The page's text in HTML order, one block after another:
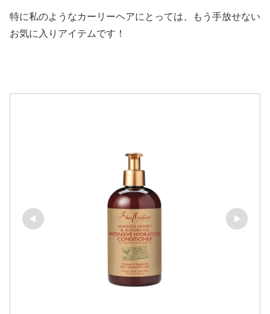
特に私のようなカーリーヘアにとっては、もう手放せない
お気に入りアイテムです！